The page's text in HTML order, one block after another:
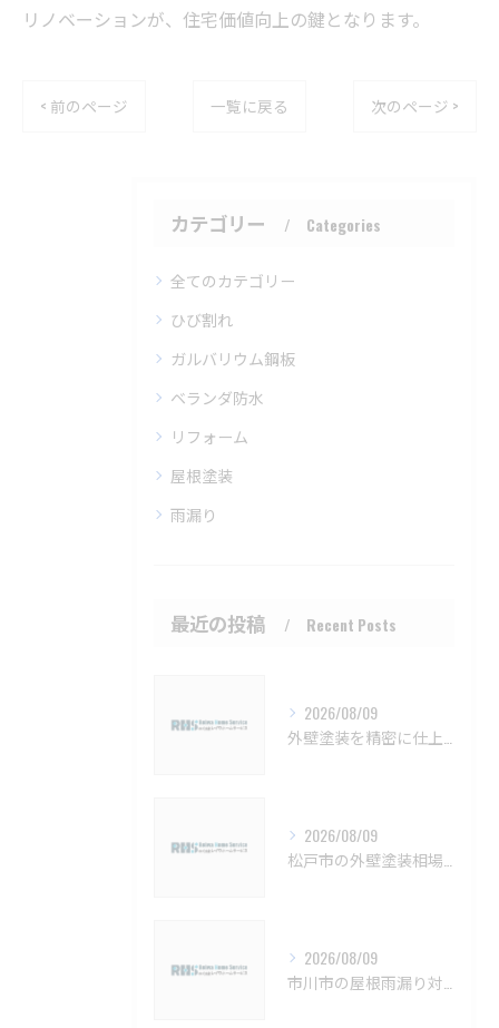
リノベーションが、住宅価値向上の鍵となります。
< 前のページ 一覧に戻る 次のページ >
カテゴリー Categories
全てのカテゴリー
ひび割れ
ガルバリウム鋼板
ベランダ防水
リフォーム
屋根塗装
雨漏り
最近の投稿 Recent Posts
2026/08/09
2026/08/09
2026/08/09